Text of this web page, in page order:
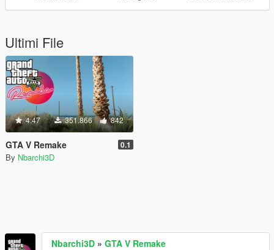
Ultimi File
4.47 351.866 842
GTA V Remake 0.1
By Nbarchi3D
Nbarchi3D » GTA V Remake